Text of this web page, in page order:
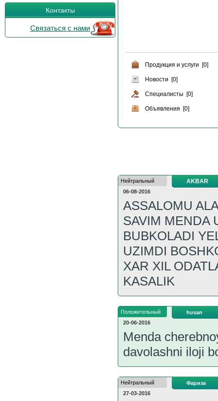
Контакты
Связаться с нами
Продукция и услуги [0]
Новости [0]
Специалисты [0]
Объявления [0]
Нейтральный
06-08-2016
AKBAR
ASSALOMU
SAVIM MENDA
BUBKOLADI
UZIMDI
XAR XIL
KASALIK
Положительный
20-06-2016
husan
Menda
davolashni iloji
Нейтральный
27-03-2016
Фариза